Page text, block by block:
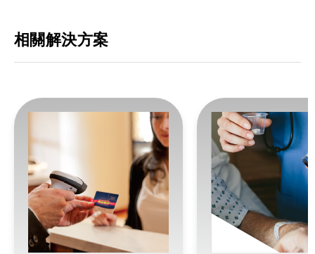
相關解決方案